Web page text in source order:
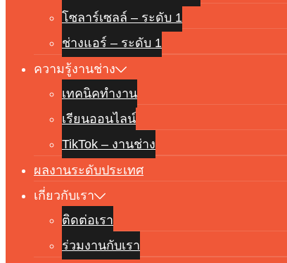
โซลาร์เซลล์ – ระดับ 1
ช่างแอร์ – ระดับ 1
ความรู้งานช่าง
เทคนิคทำงาน
เรียนออนไลน์
TikTok – งานช่าง
ผลงานระดับประเทศ
เกี่ยวกับเรา
ติดต่อเรา
ร่วมงานกับเรา